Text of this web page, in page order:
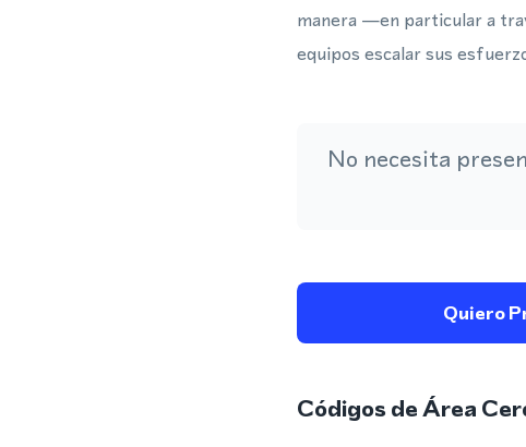
manera —en particular a
equipos escalar sus
No necesita
Quiero
Códigos de Área